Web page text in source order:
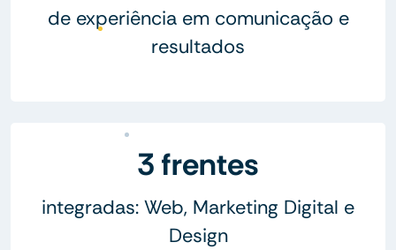
de experiência em comunicação e
resultados
3 frentes
integradas: Web, Marketing Digital e
Design